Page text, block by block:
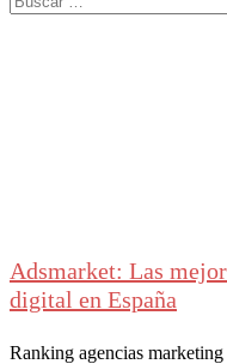
Adsmarket: Las
digital en España
Ranking agencias